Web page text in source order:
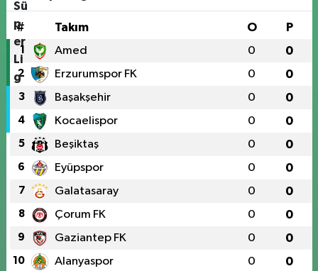
# Takım O P
1 Amed 0 0
2 Erzurumspor FK 0 0
3 Başakşehir 0 0
4 Kocaelispor 0 0
5 Beşiktaş 0 0
6 Eyüpspor 0 0
7 Galatasaray 0 0
8 Çorum FK 0 0
9 Gaziantep FK 0 0
10 Alanyaspor 0 0